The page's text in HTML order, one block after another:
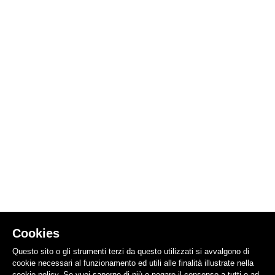
Cookies
Questo sito o gli strumenti terzi da questo utilizzati si avvalgono di
cookie necessari al funzionamento ed utili alle finalità illustrate nella